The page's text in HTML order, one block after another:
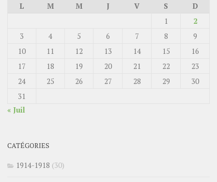
L
M M J V S
D
1
2
3
4 5 6 7 8
9
10
11 12 13 14 15
16
17
18 19 20 21 22
23
24
25 26 27 28 29
30
31
« Juil
CATÉGORIES
1914-1918 (30)